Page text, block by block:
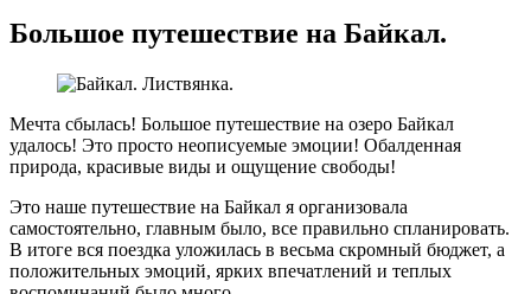
Большое путешествие на Байкал.
Мечта сбылась! Большое путешествие на озеро Байкал
удалось! Это просто неописуемые эмоции! Обалденная
природа, красивые виды и ощущение свободы!
Это наше путешествие на Байкал я организовала
самостоятельно, главным было, все правильно спланировать.
В итоге вся поездка уложилась в весьма скромный бюджет, а
положительных эмоций, ярких впечатлений и теплых